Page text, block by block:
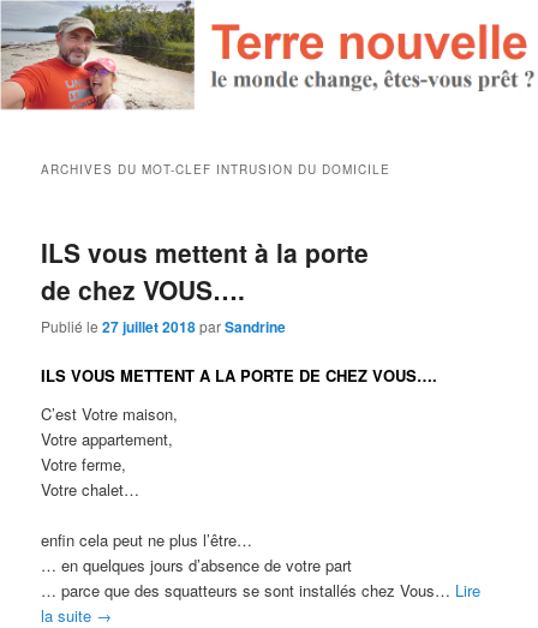
ARCHIVES DU MOT-CLEF INTRUSION DU DOMICILE
ILS vous mettent à la porte
de chez VOUS….
Publié le27 juillet 2018parSandrine
ILS VOUS METTENT A LA PORTE DE CHEZ VOUS….
C’est Votre maison,
Votre appartement,
Votre ferme,
Votre chalet…
enfin cela peut ne plus l’être…
… en quelques jours d’absence de votre part
… parce que des squatteurs se sont installés chez Vous… Lire
la suite →